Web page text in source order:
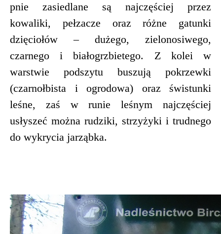
pnie zasiedlane są najczęściej przez
kowaliki, pełzacze oraz różne gatunki
dzięciołów – dużego, zielonosiwego,
czarnego i białogrzbietego. Z kolei w
warstwie podszytu buszują pokrzewki
(czarnołbista i ogrodowa) oraz świstunki
leśne, zaś w runie leśnym najczęściej
usłyszeć można rudziki, strzyżyki i trudnego
do wykrycia jarząbka.